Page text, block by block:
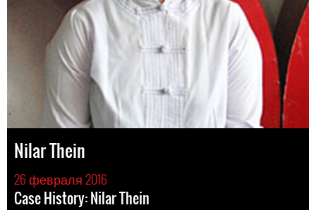
Nilar Thein
26 февраля 2016
Case History: Nilar Thein